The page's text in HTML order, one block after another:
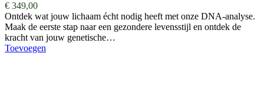
€ 349,00
Ontdek wat jouw lichaam écht nodig heeft met onze DNA-analyse.
Maak de eerste stap naar een gezondere levensstijl en ontdek de
kracht van jouw genetische…
Toevoegen